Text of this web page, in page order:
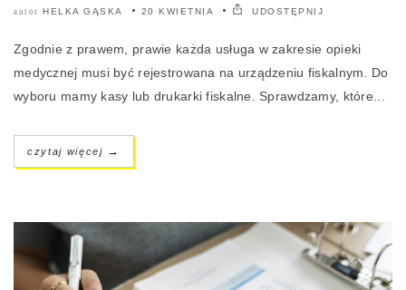
autor HELKA GĄSKA 20 KWIETNIA UDOSTĘPNIJ
Zgodnie z prawem, prawie każda usługa w zakresie opieki
medycznej musi być rejestrowana na urządzeniu fiskalnym. Do
wyboru mamy kasy lub drukarki fiskalne. Sprawdzamy, które...
czytaj więcej →